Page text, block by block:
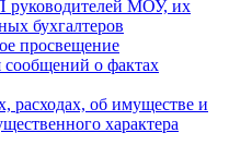
МОУ, их
бухгалтеров
просвещение
сообщений о фактах
расходах, об имуществе и
характера